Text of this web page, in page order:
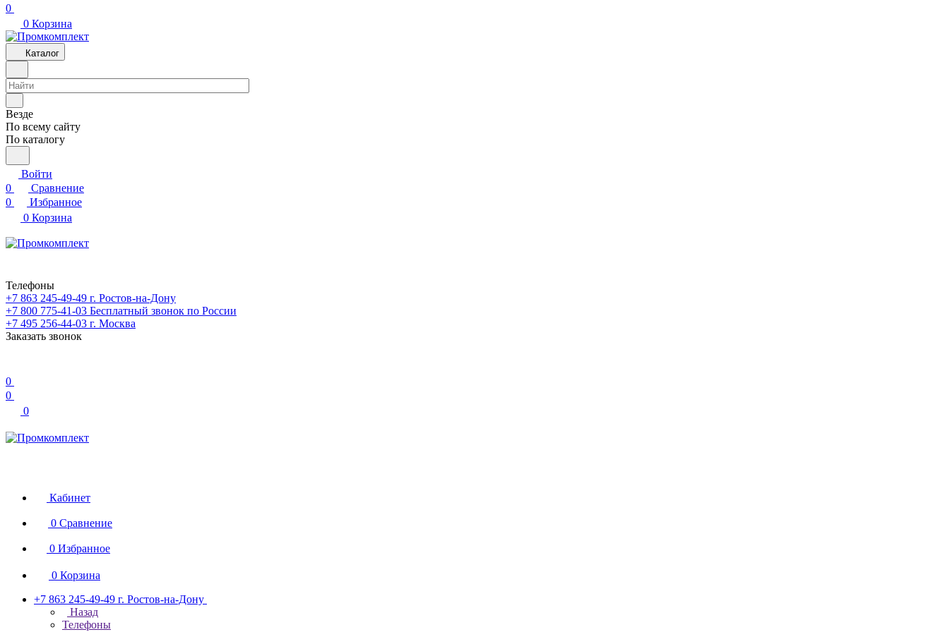
0
0 Корзина
Каталог
Везде
По всему сайту
По каталогу
Войти
0
Сравнение
0
Избранное
0 Корзина
Телефоны
+7 863 245-49-49 г. Ростов-на-Дону
+7 800 775-41-03 Бесплатный звонок по России
+7 495 256-44-03 г. Москва
Заказать звонок
0
0
0
Кабинет
0 Сравнение
0 Избранное
0 Корзина
+7 863 245-49-49 г. Ростов-на-Дону
Назад
Телефоны